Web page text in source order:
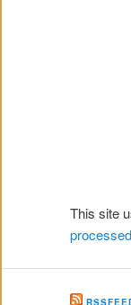
This site